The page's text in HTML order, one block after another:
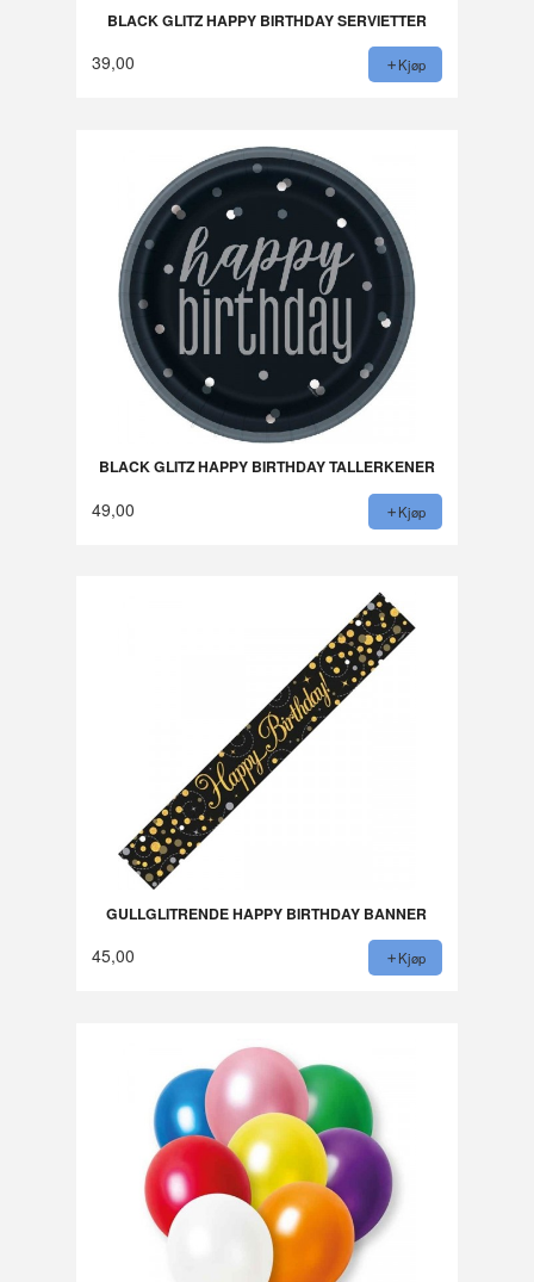
BLACK GLITZ HAPPY BIRTHDAY SERVIETTER
39,00 Kjøp
BLACK GLITZ HAPPY BIRTHDAY TALLERKENER
49,00 Kjøp
GULLGLITRENDE HAPPY BIRTHDAY BANNER
45,00 Kjøp